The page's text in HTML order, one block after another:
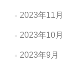
2023年11月
2023年10月
2023年9月